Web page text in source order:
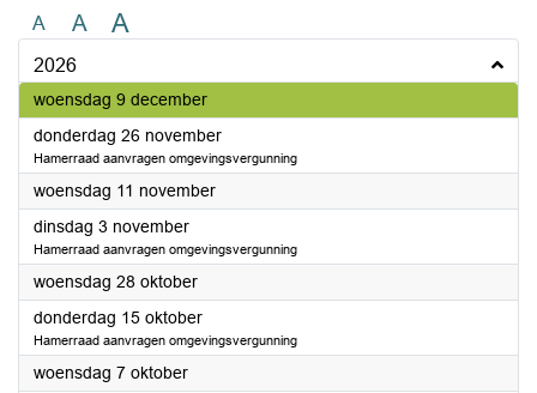
A A A
2026
woensdag 9 december2026
donderdag 26 november2026
Hamerraad aanvragen omgevingsvergunning
woensdag 11 november2026
dinsdag 3 november2026
Hamerraad aanvragen omgevingsvergunning
woensdag 28 oktober2026
donderdag 15 oktober2026
Hamerraad aanvragen omgevingsvergunning
woensdag 7 oktober2026